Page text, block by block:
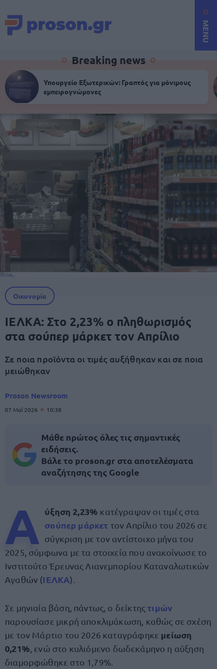
MENU
Breaking news
Υπουργείο Εξωτερικών: Γραπτός για μόνιμους
εμπειρογνώμονες
Οικονομία
ΙΕΛΚΑ: Στο 2,23% ο πληθωρισμός
στα σούπερ μάρκετ τον Απρίλιο
Σε ποια προϊόντα οι τιμές αυξήθηκαν και σε ποια
μειώθηκαν
Proson Newsroom
07 Μαΐ 2026 10:38
Μάθε πρώτος όλες τις σημαντικές
ειδήσεις.
Βάλε το proson.gr στα αποτελέσματα
αναζήτησης της Google
Α ύξηση 2,23% κατέγραψαν οι τιμές στα
σούπερ μάρκετ τον Απρίλιο του 2026 σε
σύγκριση με τον αντίστοιχο μήνα του
2025, σύμφωνα με τα στοιχεία που ανακοίνωσε το
Ινστιτούτο Έρευνας Λιανεμπορίου Καταναλωτικών
Αγαθών (ΙΕΛΚΑ).
Σε μηνιαία βάση, πάντως, ο δείκτηςτιμών
παρουσίασε μικρή αποκλιμάκωση, καθώς σε σχέση
με τον Μάρτιο του 2026 καταγράφηκε μείωση
0,21% , ενώ στο κυλιόμενο δωδεκάμηνο η αύξηση
διαμορφώθηκε στο 1,79%.